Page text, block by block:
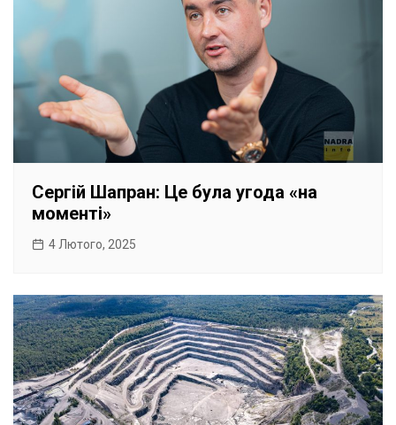
Сергій Шапран: Це була угода «на
моменті»
4 Лютого, 2025